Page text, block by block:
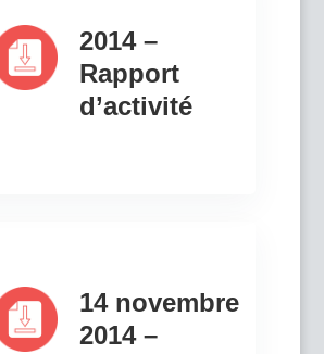
2014 –
Rapport
d’activité
14 novembre
2014 –